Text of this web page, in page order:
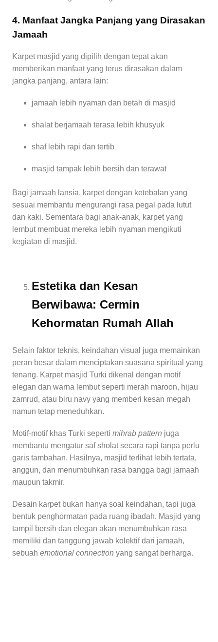
4. Manfaat Jangka Panjang yang Dirasakan
Jamaah
Karpet masjid yang dipilih dengan tepat akan
memberikan manfaat yang terus dirasakan dalam
jangka panjang, antara lain:
jamaah lebih nyaman dan betah di masjid
shalat berjamaah terasa lebih khusyuk
shaf lebih rapi dan tertib
masjid tampak lebih bersih dan terawat
Bagi jamaah lansia, karpet dengan ketebalan yang
sesuai membantu mengurangi rasa pegal pada lutut
dan kaki. Sementara bagi anak-anak, karpet yang
lembut membuat mereka lebih nyaman mengikuti
kegiatan di masjid.
Estetika dan Kesan
Berwibawa: Cermin
Kehormatan Rumah Allah
Selain faktor teknis, keindahan visual juga memainkan
peran besar dalam menciptakan suasana spiritual yang
tenang. Karpet masjid Turki dikenal dengan motif
elegan dan warna lembut seperti merah maroon, hijau
zamrud, atau biru navy yang memberi kesan megah
namun tetap meneduhkan.
Motif-motif khas Turki seperti mihrab pattern juga
membantu mengatur saf sholat secara rapi tanpa perlu
garis tambahan. Hasilnya, masjid terlihat lebih tertata,
anggun, dan menumbuhkan rasa bangga bagi jamaah
maupun takmir.
Desain karpet bukan hanya soal keindahan, tapi juga
bentuk penghormatan pada ruang ibadah. Masjid yang
tampil bersih dan elegan akan menumbuhkan rasa
memiliki dan tanggung jawab kolektif dari jamaah,
sebuah emotional connection yang sangat berharga.